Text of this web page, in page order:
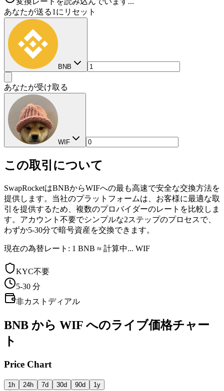
あなたが送る1にリセット
BNB
あなたが受け取る
WIF
この取引について
SwapRocketはBNBからWIFへの最も高速で安全な交換方法を
提供します。当社のプラットフォームは、お客様に最適な取
引を提供するため、複数のプロバイダーのレートを比較しま
す。アカウント不要でシンプルな2ステップのプロセスで、
わずか5-30分で暗号資産を交換できます。
現在の為替レート: 1 BNB ≈ 計算中... WIF
KYC不要
5-30 分
非カストディアル
BNB から WIF へのライブ価格チャー
ト
Price Chart
1h 24h 7d 30d 90d 1y